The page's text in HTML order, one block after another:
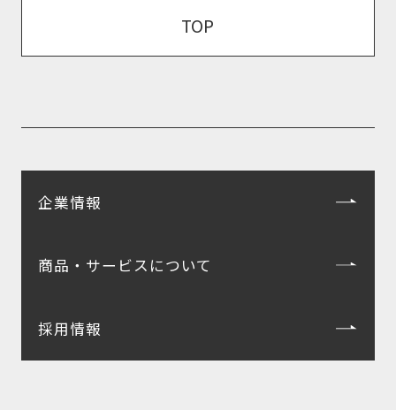
TOP
企業情報
商品・サービスについて
採用情報